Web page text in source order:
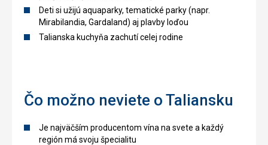
Deti si užijú aquaparky, tematické parky (napr.
Mirabilandia, Gardaland) aj plavby loďou
Talianska kuchyňa zachutí celej rodine
Čo možno neviete o Taliansku
Je najväčším producentom vína na svete a každý
región má svoju špecialitu